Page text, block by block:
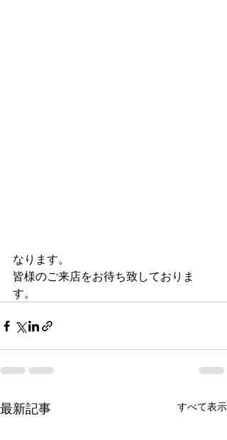
なります。
皆様のご来店をお待ち致しておりま
す。
最新記事 すべて表示